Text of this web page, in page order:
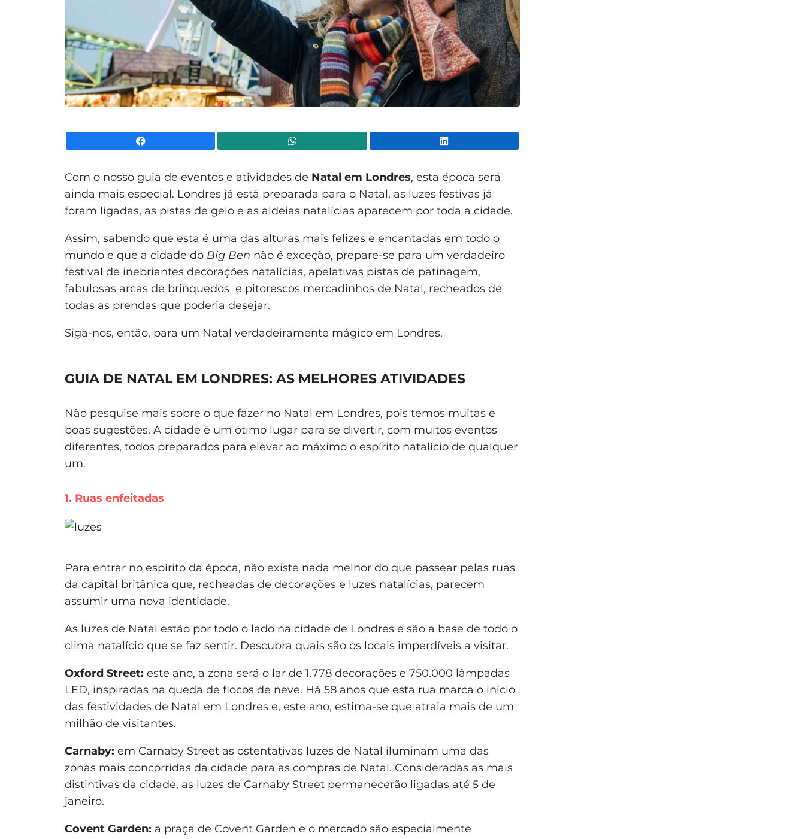
Com o nosso guia de eventos e atividades de Natal em Londres, esta época será
ainda mais especial. Londres já está preparada para o Natal, as luzes festivas já
foram ligadas, as pistas de gelo e as aldeias natalícias aparecem por toda a cidade.
Assim, sabendo que esta é uma das alturas mais felizes e encantadas em todo o
mundo e que a cidade do Big Ben não é exceção, prepare-se para um verdadeiro
festival de inebriantes decorações natalícias, apelativas pistas de patinagem,
fabulosas arcas de brinquedos e pitorescos mercadinhos de Natal, recheados de
todas as prendas que poderia desejar.
Siga-nos, então, para um Natal verdadeiramente mágico em Londres.
GUIA DE NATAL EM LONDRES: AS MELHORES ATIVIDADES
Não pesquise mais sobre o que fazer no Natal em Londres, pois temos muitas e
boas sugestões. A cidade é um ótimo lugar para se divertir, com muitos eventos
diferentes, todos preparados para elevar ao máximo o espírito natalício de qualquer
um.
1. Ruas enfeitadas
Para entrar no espírito da época, não existe nada melhor do que passear pelas ruas
da capital britânica que, recheadas de decorações e luzes natalícias, parecem
assumir uma nova identidade.
As luzes de Natal estão por todo o lado na cidade de Londres e são a base de todo o
clima natalício que se faz sentir. Descubra quais são os locais imperdíveis a visitar.
Oxford Street: este ano, a zona será o lar de 1.778 decorações e 750.000 lâmpadas
LED, inspiradas na queda de flocos de neve. Há 58 anos que esta rua marca o início
das festividades de Natal em Londres e, este ano, estima-se que atraia mais de um
milhão de visitantes.
Carnaby: em Carnaby Street as ostentativas luzes de Natal iluminam uma das
zonas mais concorridas da cidade para as compras de Natal. Consideradas as mais
distintivas da cidade, as luzes de Carnaby Street permanecerão ligadas até 5 de
janeiro.
Covent Garden: a praça de Covent Garden e o mercado são especialmente